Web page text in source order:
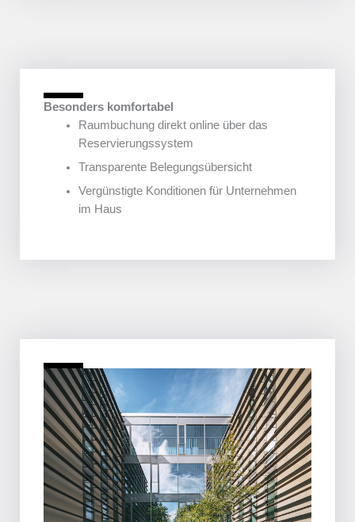
Besonders komfortabel
Raumbuchung direkt online über das
Reservierungssystem
Transparente Belegungsübersicht
Vergünstigte Konditionen für Unternehmen
im Haus